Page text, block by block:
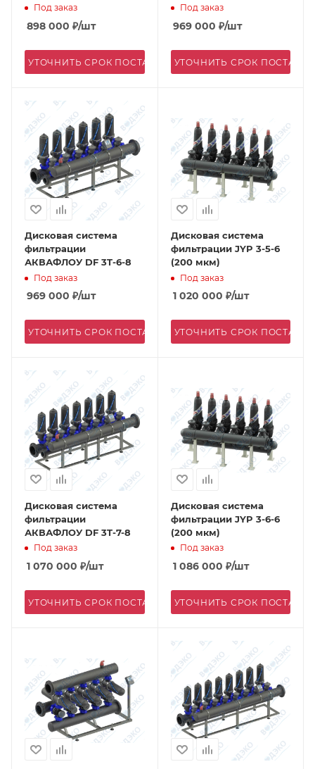
Под заказ
898 000 ₽/шт
УТОЧНИТЬ СРОК ПОСТАВКИ
Под заказ
969 000 ₽/шт
УТОЧНИТЬ СРОК
Дисковая система
фильтрации
АКВАФЛОУ DF 3T-6-8
Под заказ
969 000 ₽/шт
УТОЧНИТЬ СРОК ПОСТАВКИ
Дисковая система
фильтрации JYP 3-5-6
(200 мкм)
Под заказ
1 020 000 ₽/шт
УТОЧНИТЬ СРОК
Дисковая система
фильтрации
АКВАФЛОУ DF 3T-7-8
Под заказ
1 070 000 ₽/шт
УТОЧНИТЬ СРОК ПОСТАВКИ
Дисковая система
фильтрации JYP 3-6-6
(200 мкм)
Под заказ
1 086 000 ₽/шт
УТОЧНИТЬ СРОК